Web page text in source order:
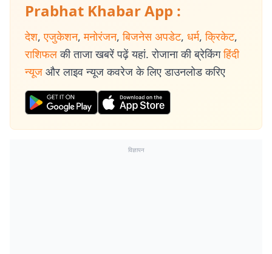
Prabhat Khabar App :
देश, एजुकेशन, मनोरंजन, बिजनेस अपडेट, धर्म, क्रिकेट,
राशिफल की ताजा खबरें पढ़ें यहां. रोजाना की ब्रेकिंग हिंदी
न्यूज और लाइव न्यूज कवरेज के लिए डाउनलोड करिए
विज्ञापन